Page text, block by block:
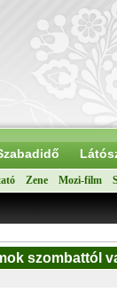
Zene Mozi-film
szombattól